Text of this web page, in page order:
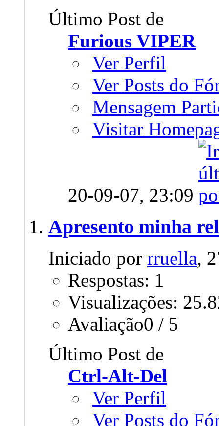
Último Post de
Furious VIPER
Ver Perfil
Ver Posts do
Mensagem
Visitar
20-09-07, 23:09
Apresento minha
Iniciado por rruella,
Respostas: 1
Visualizações:
Avaliação0 / 5
Último Post de
Ctrl-Alt-Del
Ver Perfil
Ver Posts do